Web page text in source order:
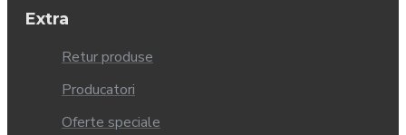
Extra
Retur produse
Producatori
Oferte speciale